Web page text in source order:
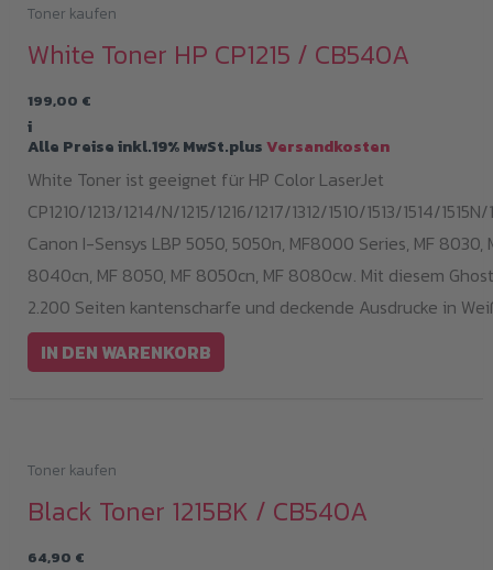
Toner kaufen
White Toner HP CP1215 / CB540A
199,00 €
i
Alle Preise inkl.19% MwSt.plusVersandkosten
White Toner ist geeignet für HP Color LaserJet
CP1210/1213/1214/N/1215/1216/1217/1312/1510/1513/1514/
Canon I-Sensys LBP 5050, 5050n, MF8000 Series, MF 8030,
8040cn, MF 8050, MF 8050cn, MF 8080cw. Mit diesem
2.200 Seiten kantenscharfe und deckende Ausdrucke in
IN DEN WARENKORB
Toner kaufen
Black Toner 1215BK / CB540A
64,90 €